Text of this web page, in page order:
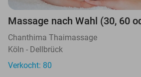
Massage nach Wahl (30, 60
Chanthima Thaimassage
Köln - Dellbrück
Verkocht: 80